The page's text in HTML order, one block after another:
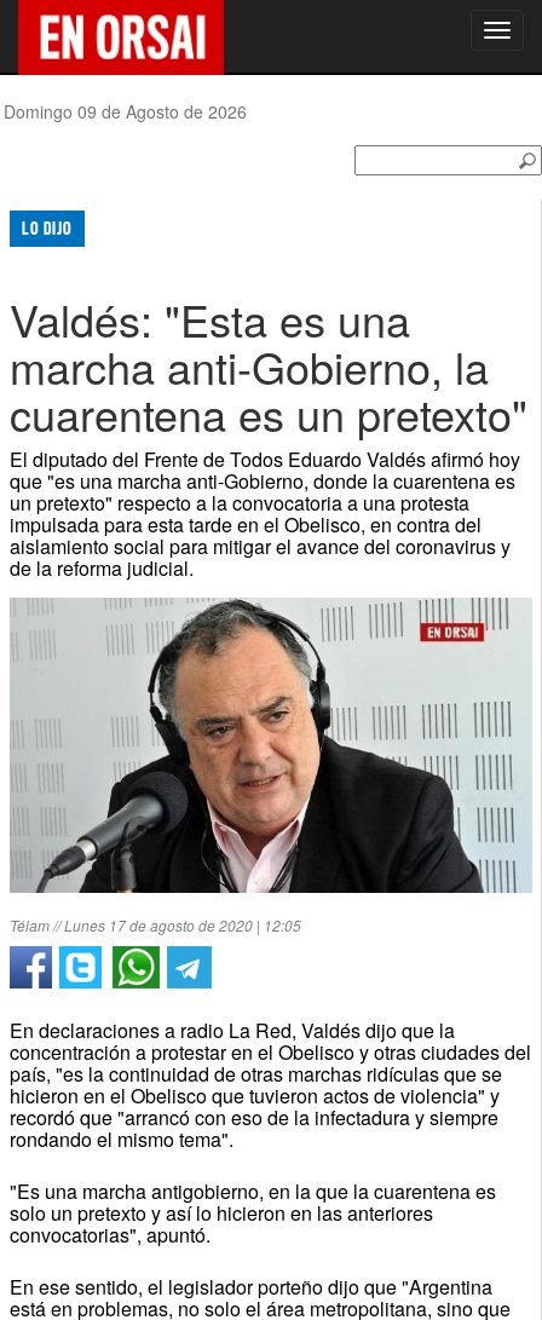
Domingo 09 de Agosto de 2026
LO DIJO
Valdés: "Esta es una
marcha anti-Gobierno, la
cuarentena es un pretexto"
El diputado del Frente de Todos Eduardo Valdés afirmó hoy
que "es una marcha anti-Gobierno, donde la cuarentena es
un pretexto" respecto a la convocatoria a una protesta
impulsada para esta tarde en el Obelisco, en contra del
aislamiento social para mitigar el avance del coronavirus y
de la reforma judicial.
Télam // Lunes 17 de agosto de 2020 | 12:05
En declaraciones a radio La Red, Valdés dijo que la
concentración a protestar en el Obelisco y otras ciudades del
país, "es la continuidad de otras marchas ridículas que se
hicieron en el Obelisco que tuvieron actos de violencia" y
recordó que "arrancó con eso de la infectadura y siempre
rondando el mismo tema".
"Es una marcha antigobierno, en la que la cuarentena es
solo un pretexto y así lo hicieron en las anteriores
convocatorias", apuntó.
En ese sentido, el legislador porteño dijo que "Argentina
está en problemas, no solo el área metropolitana, sino que